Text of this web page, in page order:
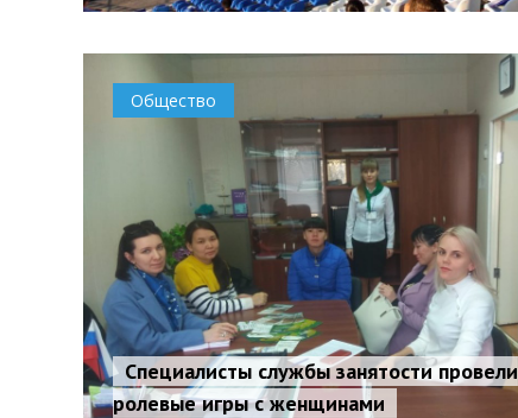
Общество
Специалисты службы занятости провели
ролевые игры с женщинами